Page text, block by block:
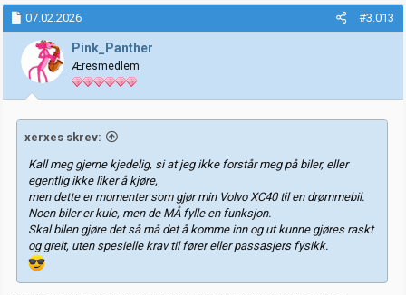
07.02.2026 #3.013
Pink_Panther
Æresmedlem
xerxes skrev:
Kall meg gjerne kjedelig, si at jeg ikke forstår meg på biler, eller
egentlig ikke liker å kjøre,
men dette er momenter som gjør min Volvo XC40 til en drømmebil.
Noen biler er kule, men de MÅ fylle en funksjon.
Skal bilen gjøre det så må det å komme inn og ut kunne gjøres raskt
og greit, uten spesielle krav til fører eller passasjers fysikk.